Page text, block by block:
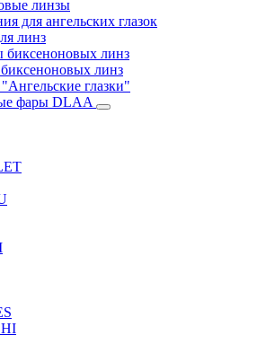
линзы
для ангельских глазок
линз
биксеноновых линз
линз
глазки"
фары DLAA